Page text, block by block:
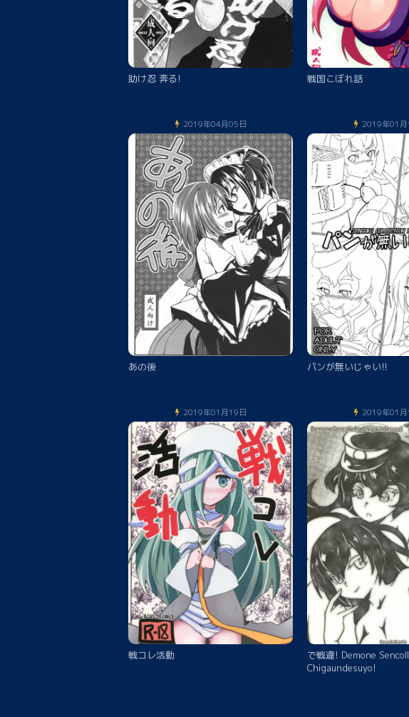
助け忍 奔る! 戦国こぼれ話
2019年04月05日
あの後
2019年01
パンが無いじゃい!!
2019年01月19日
戦コレ活動
2019年01
で戦違! Demone
Chigaundesuyo!